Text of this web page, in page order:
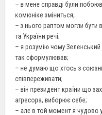
– в мене справді були
комюніке зміниться;
– з нього раптом могли бути
та України речі;
– я розумію чому Зеленський
так сформулював;
– не думаю що хтось з
співпереживати;
– він президент країни що
агресора, виборює себе;
– але в той момент я